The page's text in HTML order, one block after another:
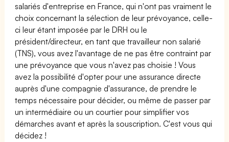
salariés d'entreprise en France, qui n'ont pas vraiment le
choix concernant la sélection de leur prévoyance, celle-
ci leur étant imposée par le DRH ou le
président/directeur, en tant que travailleur non salarié
(TNS), vous avez l'avantage de ne pas être contraint par
une prévoyance que vous n'avez pas choisie ! Vous
avez la possibilité d'opter pour une assurance directe
auprès d'une compagnie d'assurance, de prendre le
temps nécessaire pour décider, ou même de passer par
un intermédiaire ou un courtier pour simplifier vos
démarches avant et après la souscription. C'est vous qui
décidez !